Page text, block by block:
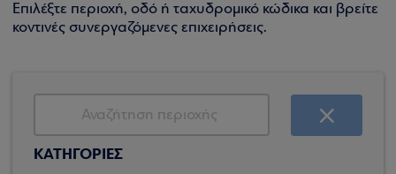
Επιλέξτε περιοχή, οδό ή ταχυδρομικό κώδικα και βρείτε
κοντινές συνεργαζόμενες επιχειρήσεις.
ΚΑΤΗΓΟΡΙΕΣ